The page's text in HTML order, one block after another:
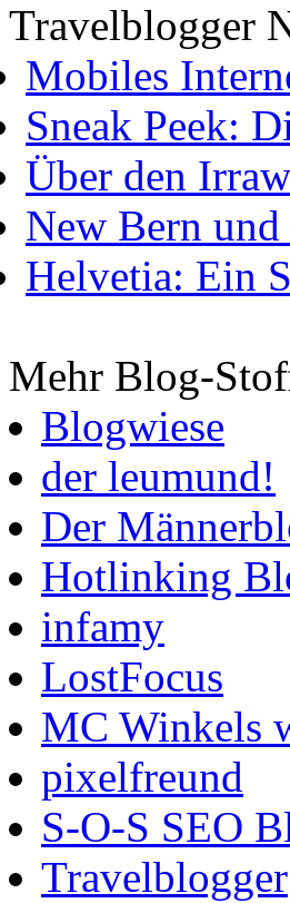
Travelblogger
Mobiles
Sneak Peek:
Über den
New Bern
Helvetia: Ein
Mehr Blog-
Blogwiese
der leumund!
Der
Hotlinking
infamy
LostFocus
MC Winkels
pixelfreund
S-O-S SEO
Travelblogger